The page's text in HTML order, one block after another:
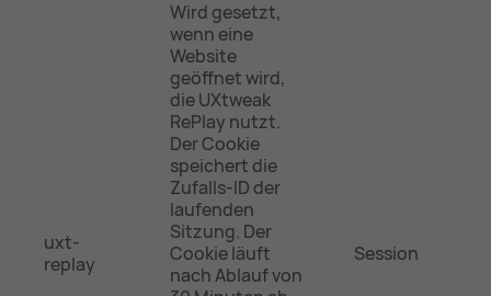
uxt-
replay
Wird gesetzt,
wenn eine
Website
geöffnet wird,
die UXtweak
RePlay nutzt.
Der Cookie
speichert die
Zufalls-ID der
laufenden
Sitzung. Der
Cookie läuft
nach Ablauf von
Session